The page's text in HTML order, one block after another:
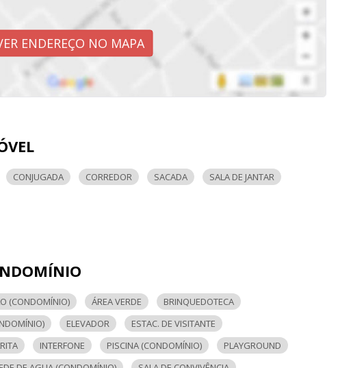
ENDEREÇO NO MAPA
CONJUGADA CORREDOR SACADA
SALA DE JANTAR
(CONDOMÍNIO) ÁREA VERDE
BRINQUEDOTECA
ELEVADOR
ESTAC. DE VISITANTE
INTERFONE PISCINA (CONDOMÍNIO)
PLAYGROUND